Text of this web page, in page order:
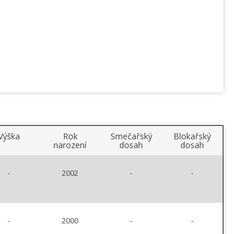
Rok
narození
Smečařský
dosah
Blokařský
dosah
- 2002 - -
- 2000 - -